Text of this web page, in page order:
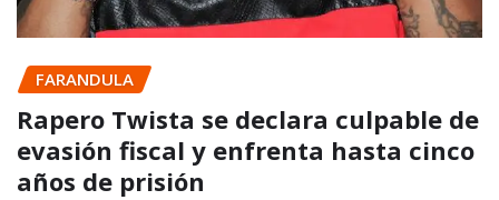
FARANDULA
Rapero Twista se declara culpable de
evasión fiscal y enfrenta hasta cinco
años de prisión